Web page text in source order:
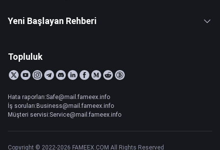
Yeni Başlayan Rehberi
Topluluk
Hata raporları:Safe@mail.fameex.info
İş soruları:Business@mail.fameex.info
Müşteri servisi:Service@mail.fameex.info
Copyright © 2022-2026 FAMEEX.COM All Rights Reserved